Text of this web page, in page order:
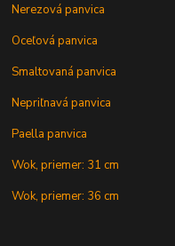
Nerezová panvica
Oceľová panvica
Smaltovaná panvica
Nepriľnavá panvica
Paella panvica
Wok, priemer: 31 cm
Wok, priemer: 36 cm